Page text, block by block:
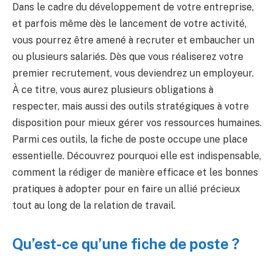
Dans le cadre du développement de votre entreprise,
et parfois même dès le lancement de votre activité,
vous pourrez être amené à recruter et embaucher un
ou plusieurs salariés. Dès que vous réaliserez votre
premier recrutement, vous deviendrez un employeur.
À ce titre, vous aurez plusieurs obligations à
respecter, mais aussi des outils stratégiques à votre
disposition pour mieux gérer vos ressources humaines.
Parmi ces outils, la fiche de poste occupe une place
essentielle. Découvrez pourquoi elle est indispensable,
comment la rédiger de manière efficace et les bonnes
pratiques à adopter pour en faire un allié précieux
tout au long de la relation de travail.
Qu’est-ce qu’une fiche de poste ?